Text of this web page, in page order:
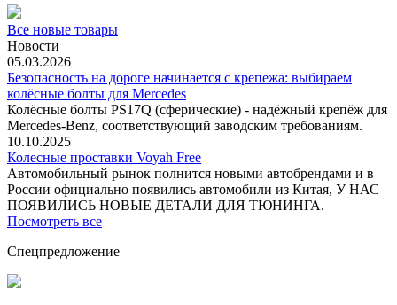
Все новые товары
Новости
05.03.2026
Безопасность на дороге начинается с крепежа: выбираем
колёсные болты для Mercedes
Колёсные болты PS17Q (сферические) - надёжный крепёж для
Mercedes‑Benz, соответствующий заводским требованиям.
10.10.2025
Колесные проставки Voyah Free
Автомобильный рынок полнится новыми автобрендами и в
России официально появились автомобили из Китая, У НАС
ПОЯВИЛИСЬ НОВЫЕ ДЕТАЛИ ДЛЯ ТЮНИНГА.
Посмотреть все
Спецпредложение